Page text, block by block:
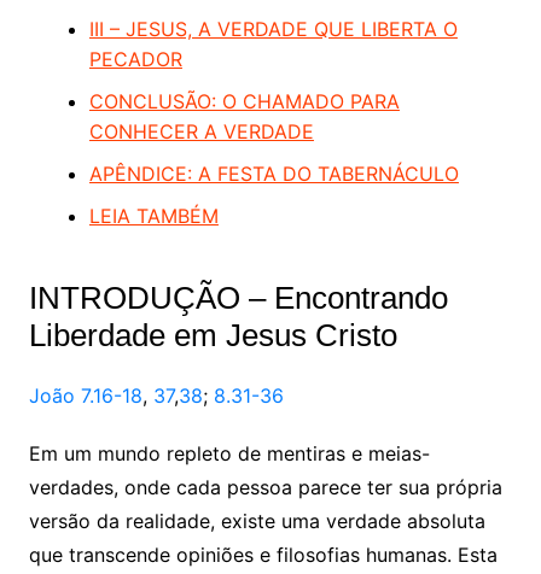
III – JESUS, A VERDADE QUE LIBERTA O
PECADOR
CONCLUSÃO: O CHAMADO PARA
CONHECER A VERDADE
APÊNDICE: A FESTA DO TABERNÁCULO
LEIA TAMBÉM
INTRODUÇÃO – Encontrando
Liberdade em Jesus Cristo
João 7.16-18, 37,38; 8.31-36
Em um mundo repleto de mentiras e meias-
verdades, onde cada pessoa parece ter sua própria
versão da realidade, existe uma verdade absoluta
que transcende opiniões e filosofias humanas. Esta